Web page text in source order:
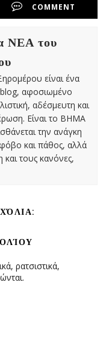
COMMENT
ΝΕΑ του
είναι ένα
αφοσιωμένο
αδέσμευτη και
Είναι το ΒΗΜΑ
την ανάγκη
και πάθος, αλλά
τους κανόνες,
ρατσιστικά,